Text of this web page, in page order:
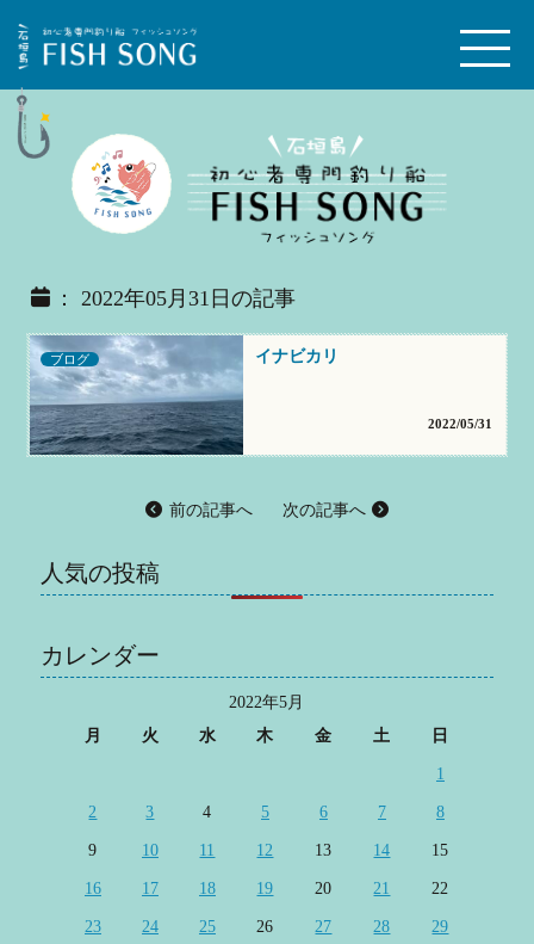
： 2022年05月31日の記事
ブログ イナビカリ
2022/05/31
前の記事へ 次の記事へ
人気の投稿
カレンダー
2022年5月
月
火 水 木 金 土 日
1
2 3 4 5 6 7 8
9 10 11 12 13 14 15
16 17 18 19 20 21 22
23 24 25 26 27 28 29